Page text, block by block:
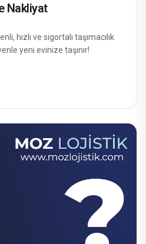
Nakliyat
hızlı ve sigortalı taşımacılık
yeni evinize taşınır!